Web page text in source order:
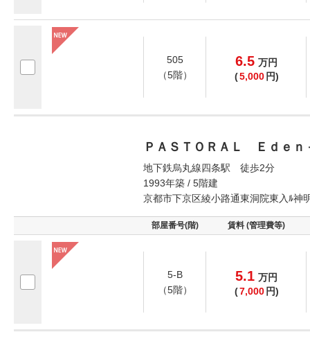
505
（5階）
6.5 万円
(5,000 円)
ＰＡＳＴＯＲＡＬ Ｅｄｅｎ
地下鉄烏丸線四条駅 徒歩2分
1993年築 / 5階建
京都市下京区綾小路通東洞院東入ﾙ神
部屋番号(階) 賃料 (管理費等)
5-B
（5階）
5.1 万円
(7,000 円)